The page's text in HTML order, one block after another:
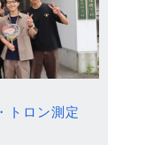
トロン測定